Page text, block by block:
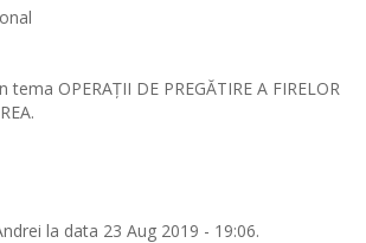
OPERAŢII DE PREGĂTIRE A FIRELOR
la data 23 Aug 2019 - 19:06.